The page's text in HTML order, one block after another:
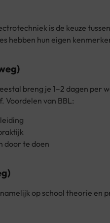
is de keuze
hebben hun eigen
breng je 1–2 dagen
Voordelen van BBL:
door te doen
op school theorie en